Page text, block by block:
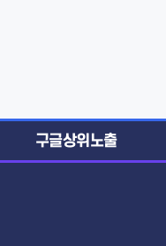
구글상위노출